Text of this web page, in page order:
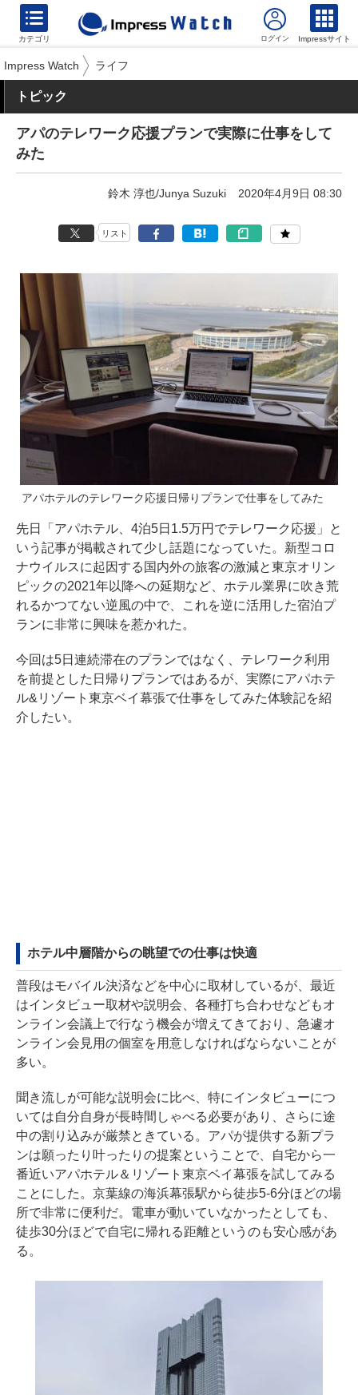
カテゴリ Impressサイト
Impress Watch ライフ
トピック
アパのテレワーク応援プランで実際に仕事をして
みた
鈴木 淳也/Junya Suzuki 2020年4月9日 08:30
リスト
アパホテルのテレワーク応援日帰りプランで仕事をしてみた
先日「 アパホテル、4泊5日1.5万円でテレワーク応援 」と
いう記事が掲載されて少し話題になっていた。新型コロ
ナウイルスに起因する国内外の旅客の激減と東京オリン
ピックの2021年以降への延期など、ホテル業界に吹き荒
れるかつてない逆風の中で、これを逆に活用した宿泊プ
ランに非常に興味を惹かれた。
今回は5日連続滞在のプランではなく、テレワーク利用
を前提とした日帰りプランではあるが、実際にアパホテ
ル&リゾート東京ベイ幕張で仕事をしてみた体験記を紹
介したい。
ホテル中層階からの眺望での仕事は快適
普段はモバイル決済などを中心に取材しているが、最近
はインタビュー取材や説明会、各種打ち合わせなどもオ
ンライン会議上で行なう機会が増えてきており、急遽オ
ンライン会見用の個室を用意しなければならないことが
多い。
聞き流しが可能な説明会に比べ、特にインタビューにつ
いては自分自身が長時間しゃべる必要があり、さらに途
中の割り込みが厳禁ときている。アパが提供する新プラ
ンは願ったり叶ったりの提案ということで、自宅から一
番近いアパホテル＆リゾート東京ベイ幕張を試してみる
ことにした。京葉線の海浜幕張駅から徒歩5-6分ほどの場
所で非常に便利だ。電車が動いていなかったとしても、
徒歩30分ほどで自宅に帰れる距離というのも安心感があ
る。